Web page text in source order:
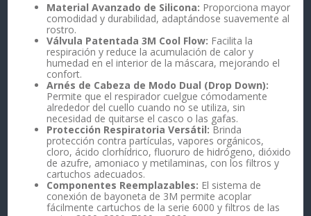
Material Avanzado de Silicona: Proporciona mayor
comodidad y durabilidad, adaptándose suavemente al
rostro.
Válvula Patentada 3M Cool Flow: Facilita la
respiración y reduce la acumulación de calor y
humedad en el interior de la máscara, mejorando el
confort.
Arnés de Cabeza de Modo Dual (Drop Down):
Permite que el respirador cuelgue cómodamente
alrededor del cuello cuando no se utiliza, sin
necesidad de quitarse el casco o las gafas.
Protección Respiratoria Versátil: Brinda
protección contra partículas, vapores orgánicos,
cloro, ácido clorhídrico, fluoruro de hidrógeno, dióxido
de azufre, amoniaco y metilaminas, con los filtros y
cartuchos adecuados.
Componentes Reemplazables: El sistema de
conexión de bayoneta de 3M permite acoplar
fácilmente cartuchos de la serie 6000 y filtros de las